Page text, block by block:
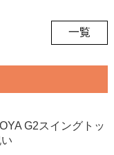
一覧
G2スイングトッ